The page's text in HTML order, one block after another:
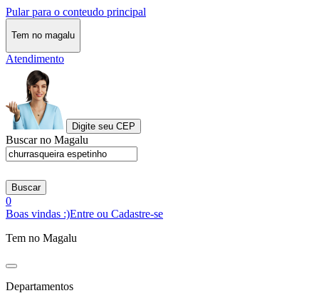
Pular para o conteudo principal
Tem no magalu
Atendimento
Digite seu CEP
Buscar no Magalu
Buscar
0
Boas vindas :)Entre ou Cadastre-se
Tem no Magalu
Departamentos